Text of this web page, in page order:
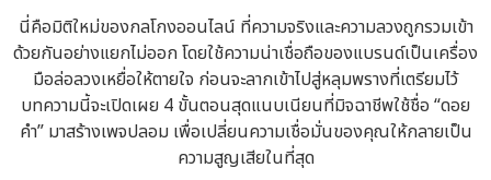
นี่คือมิติใหม่ของกลโกงออนไลน์ ที่ความจริงและความลวงถูกรวมเข้า
ด้วยกันอย่างแยกไม่ออก โดยใช้ความน่าเชื่อถือของแบรนด์เป็นเครื่อง
มือล่อลวงเหยื่อให้ตายใจ ก่อนจะลากเข้าไปสู่หลุมพรางที่เตรียมไว้
บทความนี้จะเปิดเผย 4 ขั้นตอนสุดแนบเนียนที่มิจฉาชีพใช้ชื่อ “ดอย
คำ” มาสร้างเพจปลอม เพื่อเปลี่ยนความเชื่อมั่นของคุณให้กลายเป็น
ความสูญเสียในที่สุด